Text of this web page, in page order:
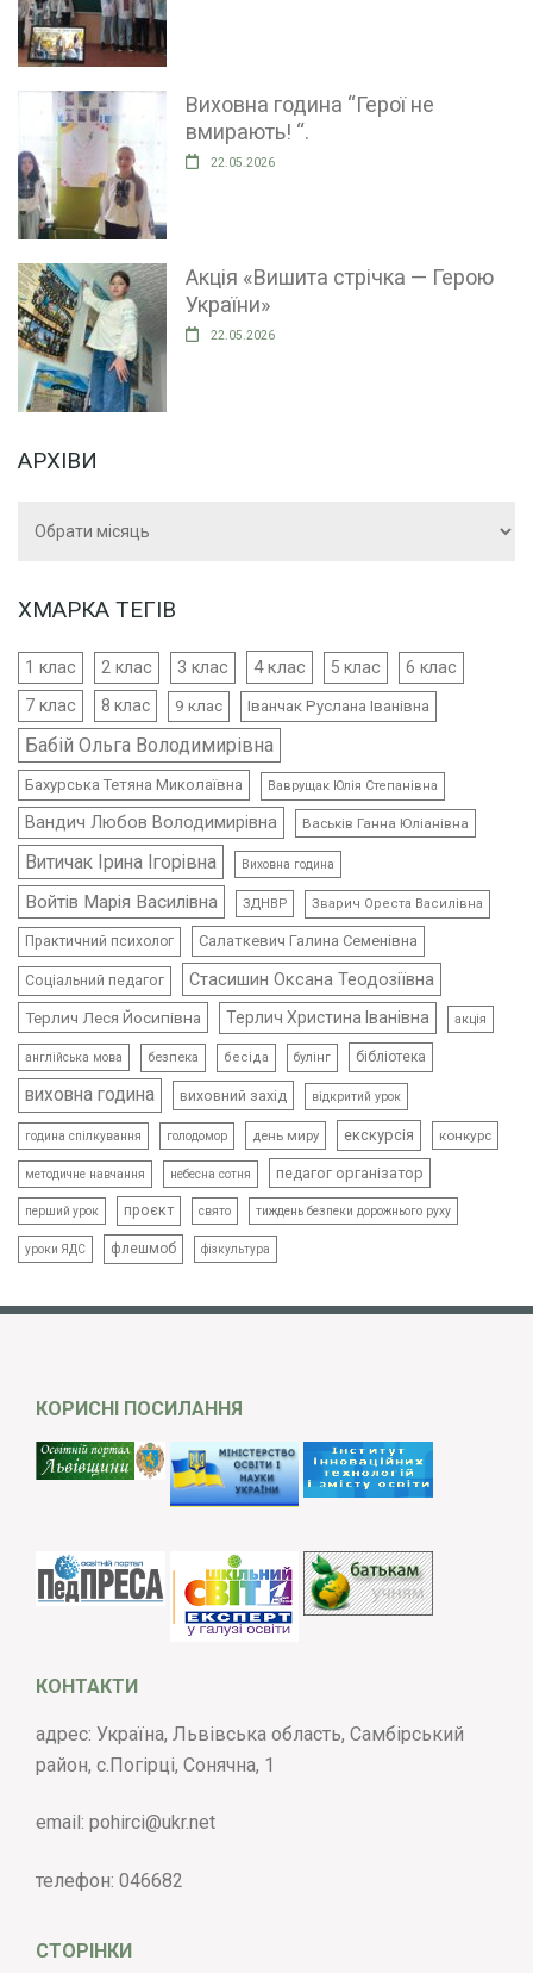
Виховна година “Герої не
вмирають! “.
22.05.2026
Акція «Вишита стрічка — Герою
України»
22.05.2026
АРХІВИ
ХМАРКА ТЕГІВ
1 клас 2 клас 3 клас 4 клас 5 клас 6 клас
7 клас 8 клас 9 клас Іванчак Руслана Іванівна
Бабій Ольга Володимирівна
Бахурська Тетяна Миколаївна Ваврущак Юлія Степанівна
Вандич Любов Володимирівна Васьків Ганна Юліанівна
Витичак Ірина Ігорівна Виховна година
Войтів Марія Василівна ЗДНВР Зварич Ореста Василівна
Практичний психолог Салаткевич Галина Семенівна
Соціальний педагог Стасишин Оксана Теодозіївна
Терлич Леся Йосипівна Терлич Христина Іванівна акція
англійська мова безпека бесіда булінг бібліотека
виховна година виховний захід відкритий урок
година спілкування голодомор день миру екскурсія конкурс
методичне навчання небесна сотня педагог організатор
перший урок проєкт свято тиждень безпеки дорожнього руху
уроки ЯДС флешмоб фізкультура
КОРИСНІ ПОСИЛАННЯ
КОНТАКТИ
адрес: Україна, Львівська область, Самбірський
район, с.Погірці, Сонячна, 1
email: pohirci@ukr.net
телефон: 046682
СТОРІНКИ